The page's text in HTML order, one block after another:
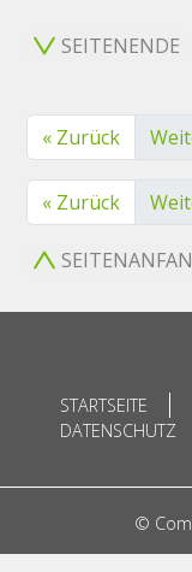
SEITENENDE
« Zurück
« Zurück
STARTSEITE
DATENSCHUTZ
©